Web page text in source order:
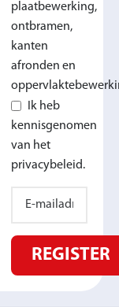
plaatbewerking,
ontbramen,
kanten
afronden en
Ik heb
kennisgenomen
van het
privacybeleid.
REGISTER